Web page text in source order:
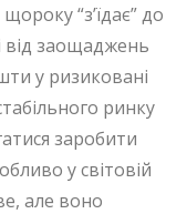
“зʼїдає” до
від заощаджень
у ризиковані
ринку
заробити
у світовій
але воно